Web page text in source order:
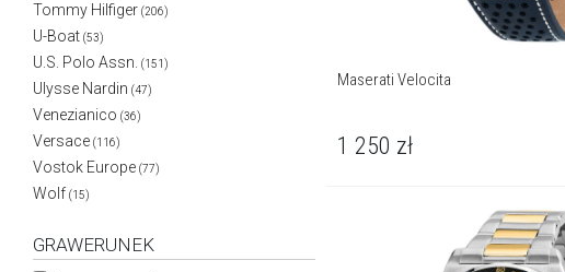
Tommy Hilfiger (206)
U-Boat (53)
U.S. Polo Assn. (151)
Ulysse Nardin (47)
Venezianico (36)
Versace (116)
Vostok Europe (77)
Wolf (15)
GRAWERUNEK
Maserati Velocita
1 250 zł